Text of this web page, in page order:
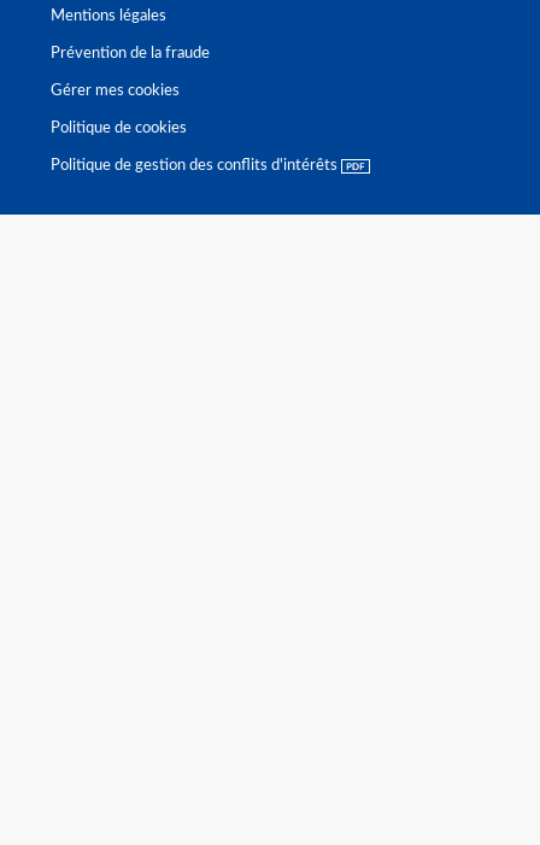
Mentions légales
Prévention de la fraude
Gérer mes cookies
Politique de cookies
Politique de gestion des conflits d'intérêts